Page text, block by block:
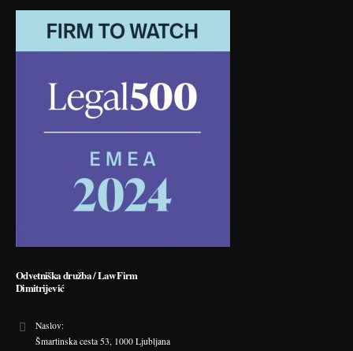
Odvetniška družba / Law Firm
Dimitrijević
Naslov:
Šmartinska cesta 53, 1000 Ljubljana